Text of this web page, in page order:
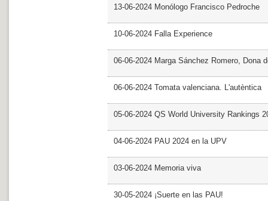
13-06-2024 Monólogo Francisco Pedroche
10-06-2024 Falla Experience
06-06-2024 Marga Sánchez Romero, Dona
06-06-2024 Tomata valenciana. L'autèntica
05-06-2024 QS World University Rankings
04-06-2024 PAU 2024 en la UPV
03-06-2024 Memoria viva
30-05-2024 ¡Suerte en las PAU!